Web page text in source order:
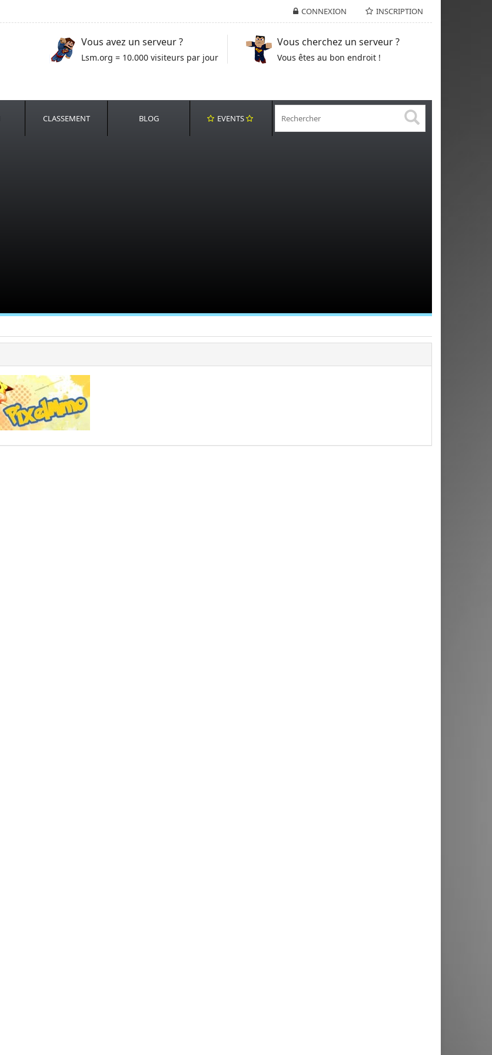
CONNEXION INSCRIPTION
Vous avez un serveur ?
Lsm.org = 10.000 visiteurs par jour
Vous cherchez un serveur ?
Vous êtes au bon endroit !
CLASSEMENT BLOG EVENTS